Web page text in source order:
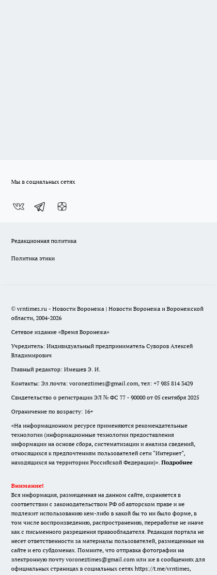
Мы в социальных сетях
Редакционная политика
Политика этики
© vrntimes.ru - Новости Воронежа | Новости Воронежа и Воронежской
области, 2004-2026
Сетевое издание «Время Воронежа»
Учредитель: Индивидуальный предприниматель Суворов Алексей
Владимирович
Главный редактор: Имешев Э. И.
Контакты: Эл.почта: voroneztimes@gmail.com, тел: +7 985 814 3429
Свидетельство о регистрации ЭЛ № ФС 77 - 90000 от 05 сентября 2025
Ограничение по возрасту: 16+
«На информационном ресурсе применяются рекомендательные
технологии (информационные технологии предоставления
информации на основе сбора, систематизации и анализа сведений,
относящихся к предпочтениям пользователей сети "Интернет",
находящихся на территории Российской Федерации)». Подробнее
Внимание!
Вся информация, размещенная на данном сайте, охраняется в
соответствии с законодательством РФ об авторском праве и не
подлежит использованию кем-либо в какой бы то ни было форме, в
том числе воспроизведению, распространению, переработке не иначе
как с письменного разрешения правообладателя. Редакция портала не
несет ответственности за материалы пользователей, размещенные на
сайте и его субдоменах. Помните, что отправка фотографии на
электронную почту voroneztimes@gmail.com или же в сообщениях для
официальных страницах в социальных сетях https://t.me/vrntimes,